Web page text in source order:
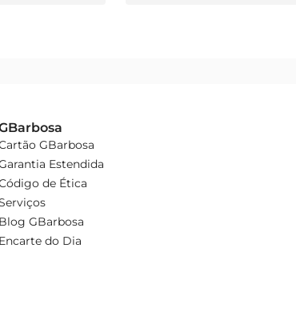
GBarbosa
Estendida
de Ética
Blog GBarbosa
Encarte do Dia